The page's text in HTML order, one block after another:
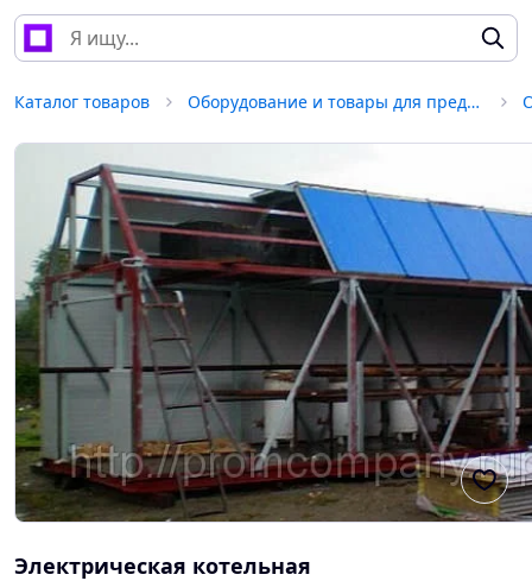
Каталог товаров Оборудование и товары для предоставления услуг
Электрическая котельная